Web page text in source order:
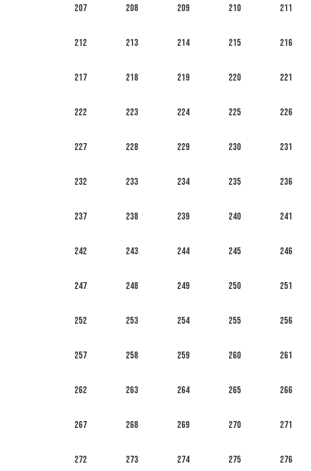
207 208 209 210 211
212 213 214 215 216
217 218 219 220 221
222 223 224 225 226
227 228 229 230 231
232 233 234 235 236
237 238 239 240 241
242 243 244 245 246
247 248 249 250 251
252 253 254 255 256
257 258 259 260 261
262 263 264 265 266
267 268 269 270 271
272 273 274 275 276